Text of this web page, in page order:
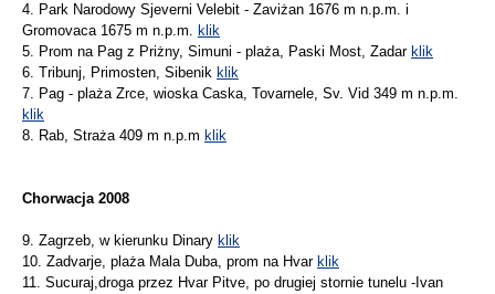
4. Park Narodowy Sjeverni Velebit - Zaviżan 1676 m n.p.m. i
Gromovaca 1675 m n.p.m. klik
5. Prom na Pag z Priżny, Simuni - plaża, Paski Most, Zadar klik
6. Tribunj, Primosten, Sibenik klik
7. Pag - plaża Zrce, wioska Caska, Tovarnele, Sv. Vid 349 m n.p.m.
klik
8. Rab, Straża 409 m n.p.m klik
Chorwacja 2008
9. Zagrzeb, w kierunku Dinary klik
10. Zadvarje, plaża Mala Duba, prom na Hvar klik
11. Sucuraj,droga przez Hvar Pitve, po drugiej stornie tunelu -Ivan